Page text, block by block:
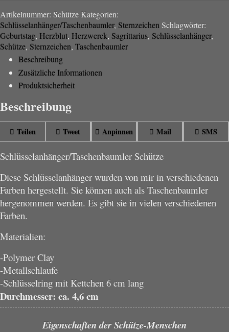
Artikelnummer: SchützeKategorien:
Schlüsselanhänger/Taschenbaumler, Sternzeichen Schlagwörter:
Geburtstag, Herzblut, Herzwerck, Sagrittarius, Schlüsselanhänger,
Schütze, Sternzeichen, Taschenbaumler
Beschreibung
Zusätzliche Informationen
Produktsicherheit
Beschreibung
Teilen Tweet Anpinnen Mail SMS
Schlüsselanhänger/Taschenbaumler Schütze
Diese Schlüsselanhänger wurden von mir in verschiedenen
Farben hergestellt. Sie können auch als Taschenbaumler
hergenommen werden. Es gibt sie in vielen verschiedenen
Farben.
Materialien:
-Polymer Clay
-Metallschlaufe
-Schlüsselring mit Kettchen 6 cm lang
Durchmesser: ca. 4,6 cm
Eigenschaften der Schütze-Menschen